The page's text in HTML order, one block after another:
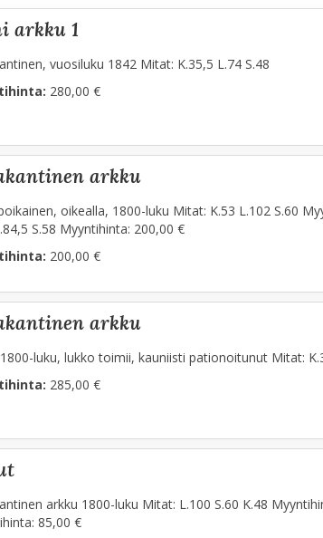
arkku 1
vuosiluku 1842 Mitat: K.35,5 L.74 S.48
280,00 €
arkku
oikealla, 1800-luku Mitat: K.53 L.102 S.60
S.58 Myyntihinta: 200,00 €
200,00 €
arkku
luku, lukko toimii, kauniisti pationoitunut Mitat:
285,00 €
arkku 1800-luku Mitat: L.100 S.60 K.48
85,00 €